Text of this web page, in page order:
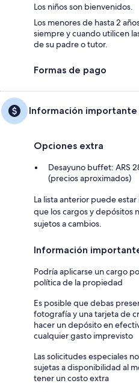
Los niños son bienvenidos.
Los menores de hasta 2
siempre y cuando utilicen
de su padre o tutor.
Formas de pago
Información importante
Opciones extra
Desayuno buffet: ARS
(precios aproximados)
La lista anterior puede
que los cargos y depósitos
sujetos a cambios.
Información
Podría aplicarse un cargo
política de la propiedad
Es posible que debas
fotografía y una tarjeta de
hacer un depósito en
cualquier gasto imprevisto
Las solicitudes especiales
sujetas a disponibilidad al
tener un costo extra